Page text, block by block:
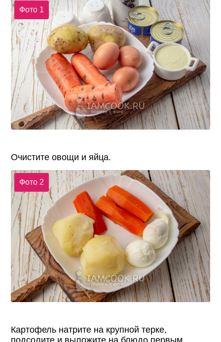
Фото 1
Очистите овощи и яйца.
Фото 2
Картофель натрите на крупной терке,